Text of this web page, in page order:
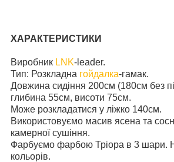
ХАРАКТЕРИСТИКИ
Виробник LNK-leader.
Тип: Розкладна гойдалка-гамак.
Довжина сидіння 200см (180см без
глибина 55см, висоти 75см.
Може розкладатися у ліжко 140см.
Використовуємо масив ясена та
камерної сушіння.
Фарбуємо фарбою Тріора в 3 шари.
кольорів.